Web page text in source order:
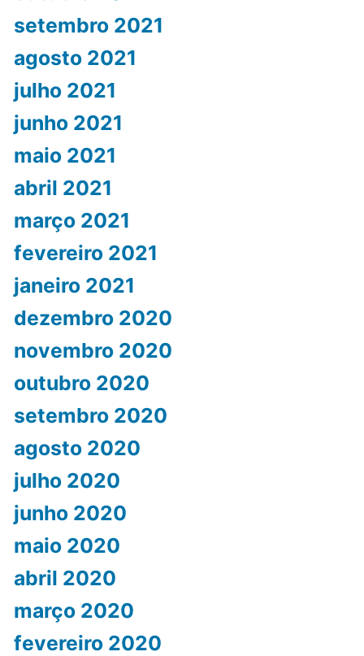
setembro 2021
agosto 2021
julho 2021
junho 2021
maio 2021
abril 2021
março 2021
fevereiro 2021
janeiro 2021
dezembro 2020
novembro 2020
outubro 2020
setembro 2020
agosto 2020
julho 2020
junho 2020
maio 2020
abril 2020
março 2020
fevereiro 2020